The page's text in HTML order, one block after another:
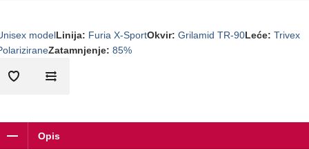
modelLinija: Furia X-SportOkvir: Grilamid TR-90Leće: Trivex
Zatamnjenje: 85%
Opis